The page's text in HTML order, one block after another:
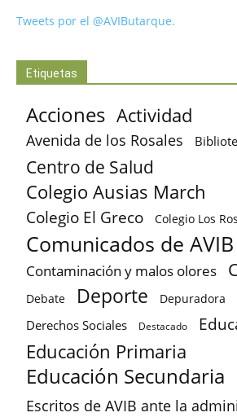
Tweets por el @AVIButarque.
Etiquetas
Acciones Actividad
Avenida de los Rosales
Centro de Salud
Colegio Ausias March
Colegio El Greco Colegio Los
Comunicados de AVIB
Contaminación y malos olores
Debate Deporte Depuradora
Derechos Sociales Destacado
Educación Primaria
Educación Secundaria
Escritos de AVIB ante la